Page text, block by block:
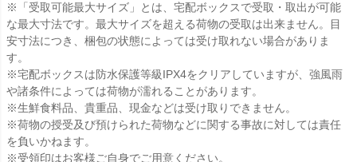
※「受取可能最大サイズ」とは、宅配ボックスで受取・取出が可能
な最大寸法です。最大サイズを超える荷物の受取は出来ません。目
安寸法につき、梱包の状態によっては受け取れない場合がありま
す。
※宅配ボックスは防水保護等級IPX4をクリアしていますが、強風雨
や諸条件によっては荷物が濡れることがあります。
※生鮮食料品、貴重品、現金などは受け取りできません。
※荷物の授受及び預けられた荷物などに関する事故に対しては責任
を負いかねます。
※受領印はお客様ご自身でご用意ください。